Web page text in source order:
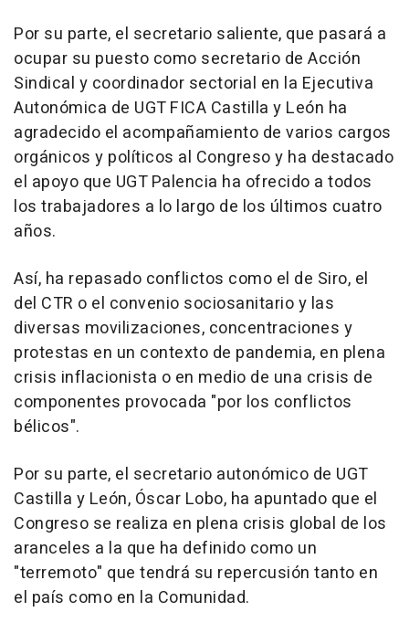
Por su parte, el secretario saliente, que pasará a
ocupar su puesto como secretario de Acción
Sindical y coordinador sectorial en la Ejecutiva
Autonómica de UGT FICA Castilla y León ha
agradecido el acompañamiento de varios cargos
orgánicos y políticos al Congreso y ha destacado
el apoyo que UGT Palencia ha ofrecido a todos
los trabajadores a lo largo de los últimos cuatro
años.
Así, ha repasado conflictos como el de Siro, el
del CTR o el convenio sociosanitario y las
diversas movilizaciones, concentraciones y
protestas en un contexto de pandemia, en plena
crisis inflacionista o en medio de una crisis de
componentes provocada "por los conflictos
bélicos".
Por su parte, el secretario autonómico de UGT
Castilla y León, Óscar Lobo, ha apuntado que el
Congreso se realiza en plena crisis global de los
aranceles a la que ha definido como un
"terremoto" que tendrá su repercusión tanto en
el país como en la Comunidad.